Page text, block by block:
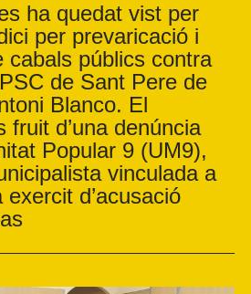
ha quedat vist per
per prevaricació i
cabals públics contra
de Sant Pere de
Blanco. El
fruit d’una denúncia
Popular 9 (UM9),
vinculada a
d’acusació